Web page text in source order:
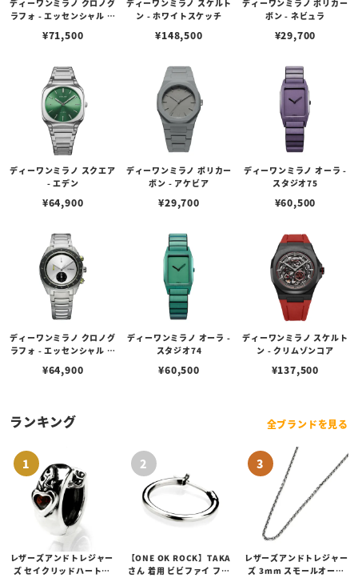
ディーワンミラノ クロノグ
ラフォ - エッセンシャル ブ
¥71,500
ディーワンミラノ スケルト
ン - ホワイトスケッチ
¥148,500
ディーワンミラノ ポリカー
ボン - ネビュラ
¥29,700
ディーワンミラノ スクエア
- エデン
¥64,900
ディーワンミラノ ポリカー
ボン - アケビア
¥29,700
ディーワンミラノ オーラ -
スタジオ75
¥60,500
ディーワンミラノ クロノグ
ラフォ - エッセンシャル ホ
¥64,900
ディーワンミラノ オーラ -
スタジオ74
¥60,500
ディーワンミラノ スケルト
ン - クリムゾンコア
¥137,500
ランキング 全ブランドを見る
レザーズアンドトレジャー
ズ セイクリッドハートピ
【ONE OK ROCK】TAKA
さん 着用 ビビファイ フー
レザーズアンドトレジャー
ズ 3mm スモールオーバ